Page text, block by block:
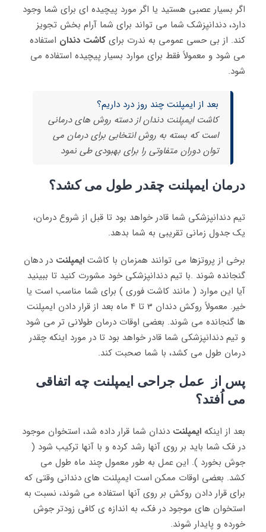
اگر بسیار عصبی هستید یا اگر مورد پیچیده ای برای شما وجود
دارد، دندانپزشک شما می تواند برای شما آرام بخش تجویز
کند. از بی حسی عمومی به ندرت برای کاشت دندان استفاده
می شود و معمولاً فقط برای موارد بسیار پیچیده استفاده می
شود.
بعد از ایمپلنت چند روز درد داریم؟
کاشت ایمپلنت دندان از دسته روش های درمانی
است که بسته به روش انتخابی برای درمان می
توان دوران متفاوتی را برای بهبودی طی نمود
درمان ایمپلنت چقدر طول می کشد؟
تیم دندانپزشکی شما قادر خواهد بود تا قبل از شروع درمان،
یک جدول زمانی تقریبی به شما بدهد.
برخی از پروتزها می توانند همزمان با کاشت ایمپلنت در دهان
گنجانده شوند .با تیم دندانپزشکی خود مشورت کنید تا ببینید
آیا این موارد ( مانند کاشت فوری ) برای شما مناسب است یا
خیر. معمولاً روکش دندان 3 تا 4 ماه بعد از قرار دادن ایمپلنت
ها گنجانده می شوند. بعضی اوقات درمان طولانی تر می شود
و تیم دندانپزشکی شما قادر خواهد بود تا در مورد اینکه چقدر
درمان طول می کشد، با شما صحبت کند.
پس از عمل جراحی ایمپلنت چه اتفاقی
می اُفتد؟
بعد از اینکه ایمپلنت دندان شما قرار داده شد، استخوان موجود
در فک شما باید بر روی آنها رشد کرده و با آنها ترکیب شود (
جوش بخورد ). این عمل به طور معمول چند ماه طول می
کشد. بعضی اوقات ممکن است ایمپلنت های دندانی وقتی که
برای قرار دادن روکش بر روی آنها استفاده می شوند، نسبت به
استخوان های موجود در فک، به اندازه ی کافی زودتر جوش
خورده و پایدار شوند.